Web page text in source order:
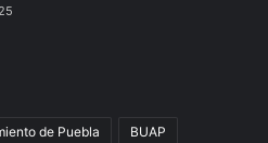
de Puebla BUAP